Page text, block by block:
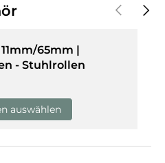
Vorherige
65mm |
- Stuhlrollen
Preis
auswählen